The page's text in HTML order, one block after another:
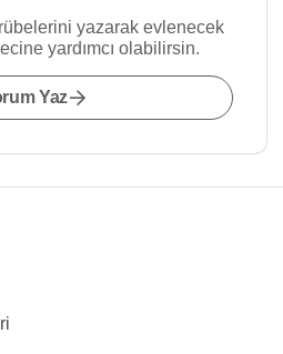
yazarak evlenecek
yardımcı olabilirsin.
Yaz